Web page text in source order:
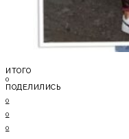
ИТОГО
0
ПОДЕЛИЛИСЬ
0
0
0